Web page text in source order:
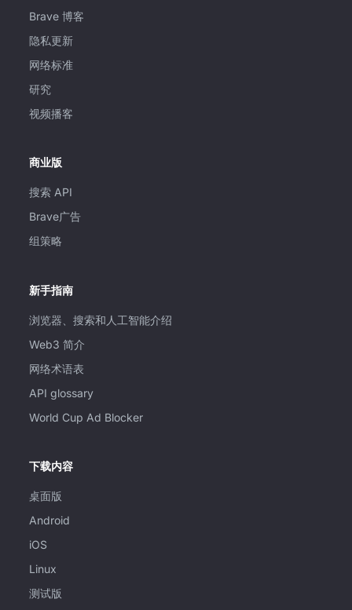
Brave 博客
隐私更新
网络标准
研究
视频播客
商业版
搜索 API
Brave广告
组策略
新手指南
浏览器、搜索和人工智能介绍
Web3 简介
网络术语表
API glossary
World Cup Ad Blocker
下载内容
桌面版
Android
iOS
Linux
测试版